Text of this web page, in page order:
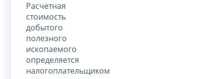
Расчетная
стоимость
добытого
полезного
ископаемого
определяется
налогоплательщиком